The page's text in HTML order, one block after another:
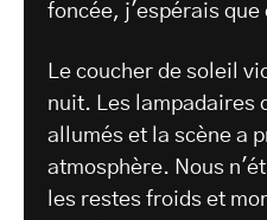
foncée, j'espérais
Le coucher de soleil
nuit. Les lampadaires
allumés et la scène a
atmosphère. Nous
les restes froids et